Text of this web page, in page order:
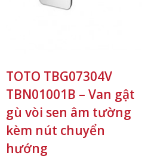
TOTO TBG07304V
TBN01001B – Van gật
gù vòi sen âm tường
kèm nút chuyển
hướng